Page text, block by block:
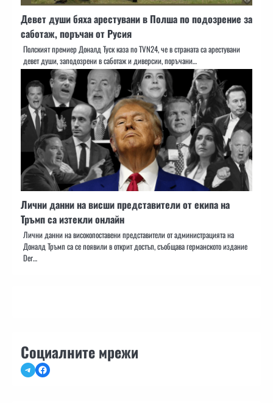
Девет души бяха арестувани в Полша по подозрение за
саботаж, поръчан от Русия
Полският премиер Доналд Туск каза по TVN24, че в страната са арестувани
девет души, заподозрени в саботаж и диверсии, поръчани…
Лични данни на висши представители от екипа на
Тръмп са изтекли онлайн
Лични данни на високопоставени представители от администрацията на
Доналд Тръмп са се появили в открит достъп, съобщава германското издание
Der…
Социалните мрежи
TelegramFacebook